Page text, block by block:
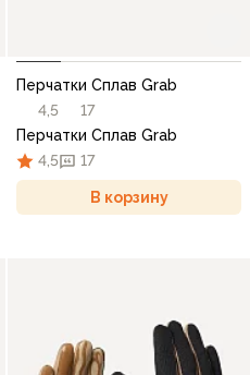
Перчатки Сплав Grab
4,5
17
Перчатки Сплав Grab
4,5
17
В корзину